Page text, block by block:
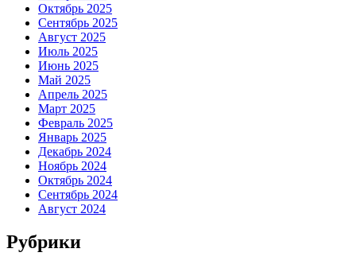
Октябрь 2025
Сентябрь 2025
Август 2025
Июль 2025
Июнь 2025
Май 2025
Апрель 2025
Март 2025
Февраль 2025
Январь 2025
Декабрь 2024
Ноябрь 2024
Октябрь 2024
Сентябрь 2024
Август 2024
Рубрики